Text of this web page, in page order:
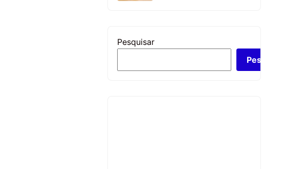
Pesquisar
Pesquisar